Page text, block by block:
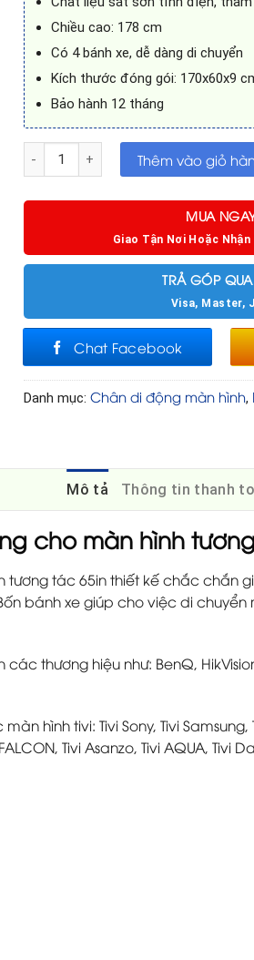
Chiều cao: 178 cm
Có 4 bánh xe, dễ dàng di chuyển
Kích thước đóng gói: 170x60x9
Bảo hành 12 tháng
Chân di động chuyên dụng cho màn
Thêm vào giỏ
MUA
Giao Tận Nơi Hoặc Nhận
TRẢ GÓP QUA
Visa, Master,
Chat Facebook
Danh mục: Chân di động màn hình,
Mô tả Thông tin thanh
cho màn hình
tác 65in thiết kế chắc chắn
bánh xe giúp cho việc di
thương hiệu như: BenQ,
hình tivi: Tivi Sony, Tivi Samsung,
Tivi Asanzo, Tivi AQUA, Tivi